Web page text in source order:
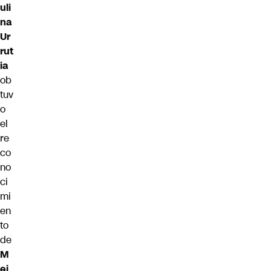
uli
na
Ur
rut
ia
ob
tuv
o
el
re
co
no
ci
mi
en
to
de
M